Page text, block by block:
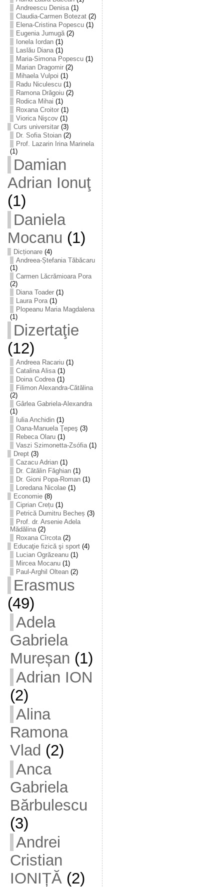
Andreescu Denisa(1)
Claudia-Carmen Botezat(2)
Elena-Cristina Popescu(1)
Eugenia Jumugă(2)
Ionela Iordan(1)
Laslău Diana(1)
Maria-Simona Popescu(1)
Marian Dragomir(2)
Mihaela Vulpoi (1)
Radu Niculescu(1)
Ramona Drăgoiu(2)
Rodica Mihai (1)
Roxana Croitor(1)
Viorica Nişcov(1)
Curs universitar(3)
Dr. Sofia Stoian(2)
Prof. Lazarin Irina Marinela
(1)
Damian
Adrian Ionuţ
(1)
Daniela
Mocanu (1)
Dicționare(4)
Andreea-Ștefania Tăbăcaru
(1)
Carmen Lăcrămioara Pora
(2)
Diana Toader(1)
Laura Pora(1)
Plopeanu Maria Magdalena
(1)
Dizertaţie
(12)
Andreea Racariu(1)
Catalina Alisa(1)
Doina Codrea(1)
Filimon Alexandra-Cătălina
(2)
Gârlea Gabriela-Alexandra
(1)
Iulia Anchidin(1)
Oana-Manuela Ţepeş (3)
Rebeca Olaru(1)
Vaszi Szimonetta-Zsófia(1)
Drept(3)
Cazacu Adrian(1)
Dr. Cătălin Făghian(1)
Dr. Gioni Popa-Roman(1)
Loredana Nicolae(1)
Economie(8)
Ciprian Crețu(1)
Petrică Dumitru Becheș (3)
Prof. dr. Arsenie Adela
Mădălina(2)
Roxana Cîrcota(2)
Educaţie fizică şi sport(4)
Lucian Ogrăzeanu(1)
Mircea Mocanu(1)
Paul-Arghil Oltean(2)
Erasmus
(49)
Adela
Gabriela
Mureșan (1)
Adrian ION
(2)
Alina
Ramona
Vlad (2)
Anca
Gabriela
Bărbulescu
(3)
Andrei
Cristian
IONIȚĂ(2)